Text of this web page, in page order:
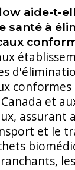
aide-t-
santé à
conformes
et
assurant
et le